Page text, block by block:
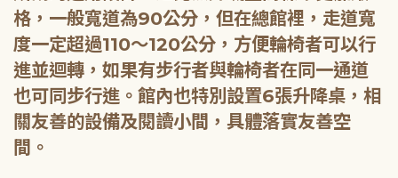
格，一般寬道為90公分，但在總館裡，走道寬
度一定超過110～120公分，方便輪椅者可以行
進並迴轉，如果有步行者與輪椅者在同一通道
也可同步行進。館內也特別設置6張升降桌，相
關友善的設備及閱讀小間，具體落實友善空
間。